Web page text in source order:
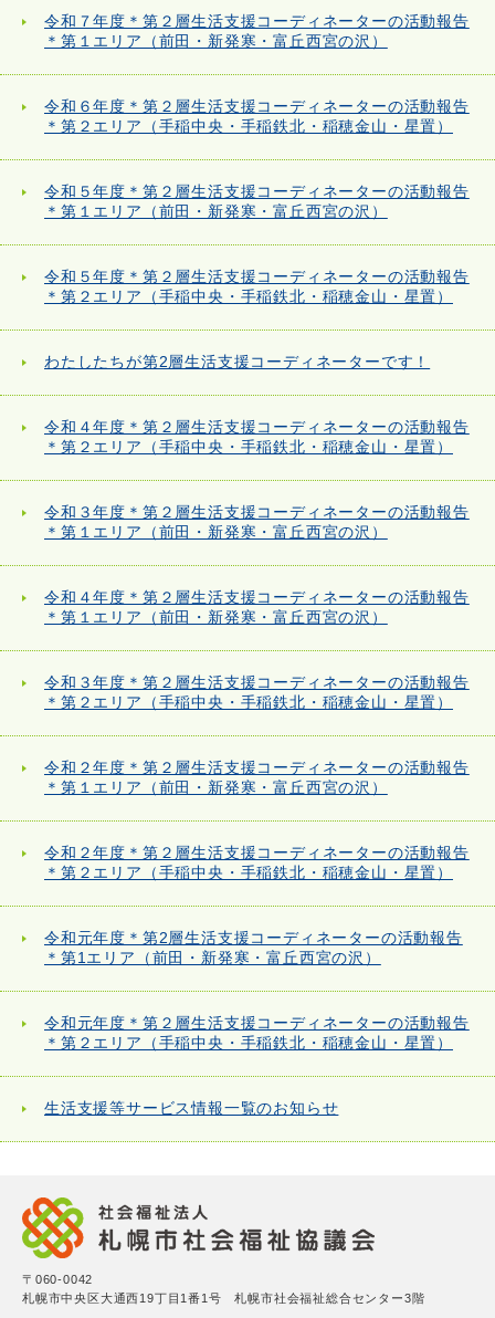
令和７年度＊第２層生活支援コーディネーターの活動報告
＊第１エリア（前田・新発寒・富丘西宮の沢）
令和６年度＊第２層生活支援コーディネーターの活動報告
＊第２エリア（手稲中央・手稲鉄北・稲穂金山・星置）
令和５年度＊第２層生活支援コーディネーターの活動報告
＊第１エリア（前田・新発寒・富丘西宮の沢）
令和５年度＊第２層生活支援コーディネーターの活動報告
＊第２エリア（手稲中央・手稲鉄北・稲穂金山・星置）
わたしたちが第2層生活支援コーディネーターです！
令和４年度＊第２層生活支援コーディネーターの活動報告
＊第２エリア（手稲中央・手稲鉄北・稲穂金山・星置）
令和３年度＊第２層生活支援コーディネーターの活動報告
＊第１エリア（前田・新発寒・富丘西宮の沢）
令和４年度＊第２層生活支援コーディネーターの活動報告
＊第１エリア（前田・新発寒・富丘西宮の沢）
令和３年度＊第２層生活支援コーディネーターの活動報告
＊第２エリア（手稲中央・手稲鉄北・稲穂金山・星置）
令和２年度＊第２層生活支援コーディネーターの活動報告
＊第１エリア（前田・新発寒・富丘西宮の沢）
令和２年度＊第２層生活支援コーディネーターの活動報告
＊第２エリア（手稲中央・手稲鉄北・稲穂金山・星置）
令和元年度＊第2層生活支援コーディネーターの活動報告
＊第1エリア（前田・新発寒・富丘西宮の沢）
令和元年度＊第２層生活支援コーディネーターの活動報告
＊第２エリア（手稲中央・手稲鉄北・稲穂金山・星置）
生活支援等サービス情報一覧のお知らせ
〒060-0042
札幌市中央区大通西19丁目1番1号 札幌市社会福祉総合センター3階